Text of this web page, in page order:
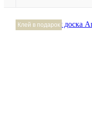
Клей в подарок